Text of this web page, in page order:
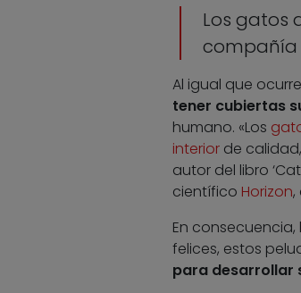
Los gatos
compañía
Al igual que
tener cubiertas
humano. «Los
interiorde calidad,
autor del libro
científico Horizon,
En
felices, estos
para desarrollar